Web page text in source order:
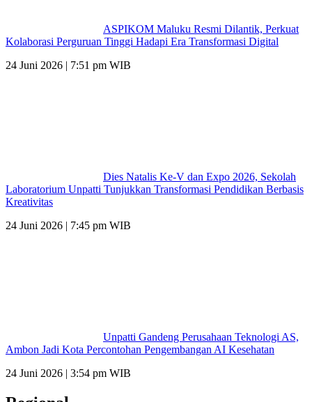
ASPIKOM Maluku Resmi Dilantik, Perkuat
Kolaborasi Perguruan Tinggi Hadapi Era Transformasi Digital
24 Juni 2026 | 7:51 pm WIB
Dies Natalis Ke-V dan Expo 2026, Sekolah
Laboratorium Unpatti Tunjukkan Transformasi Pendidikan Berbasis
Kreativitas
24 Juni 2026 | 7:45 pm WIB
Unpatti Gandeng Perusahaan Teknologi AS,
Ambon Jadi Kota Percontohan Pengembangan AI Kesehatan
24 Juni 2026 | 3:54 pm WIB